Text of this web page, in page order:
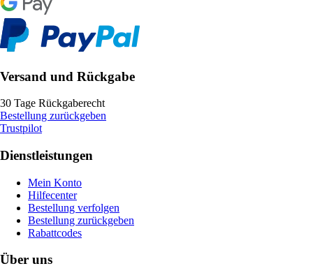
Versand und Rückgabe
30 Tage Rückgaberecht
Bestellung zurückgeben
Trustpilot
Dienstleistungen
Mein Konto
Hilfecenter
Bestellung verfolgen
Bestellung zurückgeben
Rabattcodes
Über uns